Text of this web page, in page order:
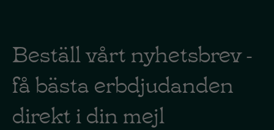
Beställ vårt nyhetsbrev -
få bästa erbdjudanden
direkt i din mejl